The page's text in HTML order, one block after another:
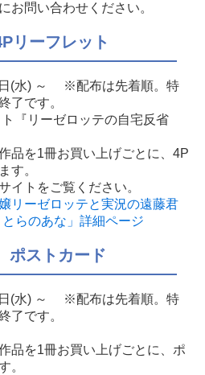
お問い合わせください。
リーフレット
日(水) ～ ※配布は先着順。特
了です。
『リーゼロッテの自宅反省
品を1冊お買い上げごとに、4P
す。
イトをご覧ください。
リーゼロッテと実況の遠藤君
らのあな」詳細ページ
ストカード
日(水) ～ ※配布は先着順。特
了です。
品を1冊お買い上げごとに、ポ
。